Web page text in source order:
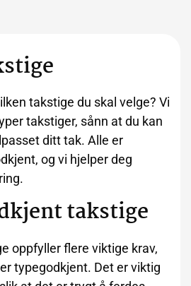
takstige du skal velge? Vi
takstiger, sånn at du kan
ditt tak. Alle er
og vi hjelper deg
takstige
oppfyller flere viktige krav,
typegodkjent. Det er viktig